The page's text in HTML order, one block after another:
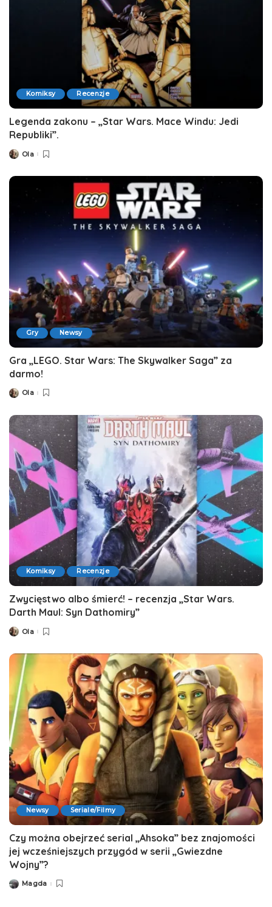
Komiksy Recenzje
Legenda zakonu – „Star Wars. Mace Windu: Jedi
Republiki”.
Posted
Ola
Gry Newsy
Gra „LEGO. Star Wars: The Skywalker Saga” za
darmo!
Posted
Ola
Komiksy Recenzje
Zwycięstwo albo śmierć! – recenzja „Star Wars.
Darth Maul: Syn Dathomiry”
Posted
Ola
Newsy Seriale/Filmy
Czy można obejrzeć serial „Ahsoka” bez znajomości
jej wcześniejszych przygód w serii „Gwiezdne
Wojny”?
PostedMagda